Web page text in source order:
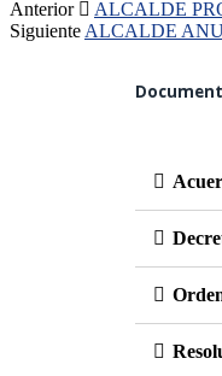
Anterior
ALCALDE
Siguiente ALCALDE